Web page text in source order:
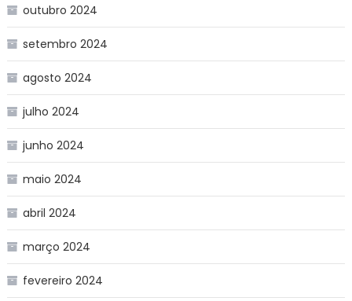
outubro 2024
setembro 2024
agosto 2024
julho 2024
junho 2024
maio 2024
abril 2024
março 2024
fevereiro 2024